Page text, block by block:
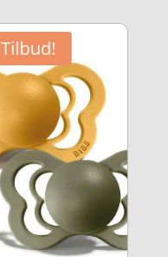
44,95 kr..
pris
er:
33,71 kr..
Tilbud!